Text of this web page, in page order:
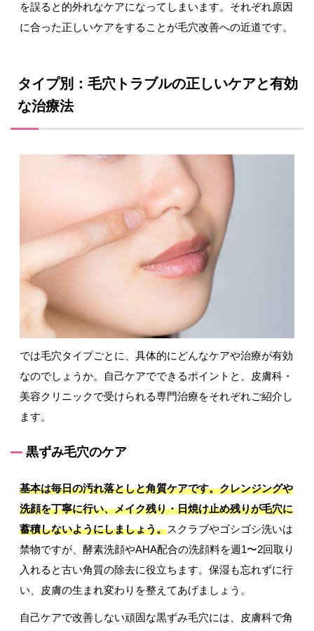
を誤ると的外れなケアになってしまいます。それぞれ原因
に合った正しいケアをすることが毛穴改善への近道です。
タイプ別：毛穴トラブルの正しいケアと有効
な治療法
では毛穴タイプごとに、具体的にどんなケアや治療が有効
なのでしょうか。自己ケアでできるポイントと、皮膚科・
美容クリニックで受けられる専門治療をそれぞれご紹介し
ます。
黒ずみ毛穴のケア
基本は毎日の汚れ落としと角質ケアです。クレンジングや
洗顔を丁寧に行い、メイク残り・日焼け止め残りが毛穴に
蓄積しないようにしましょう。スクラブやゴシゴシ洗いは
禁物ですが、酵素洗顔やAHA配合の洗顔料を週1〜2回取り
入れると古い角質の除去に役立ちます。保湿も忘れずに行
い、皮膚の生まれ変わりを整えてあげましょう。
自己ケアで改善しない頑固な黒ずみ毛穴には、皮膚科で角